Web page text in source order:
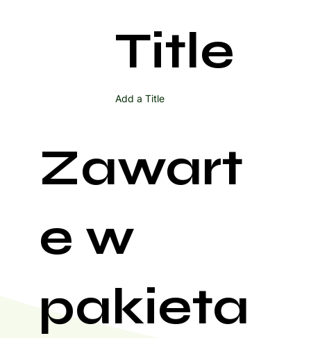
Title
Add a Title
Zawart
e w
pakieta